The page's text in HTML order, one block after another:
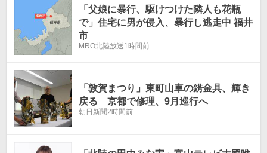
温
温
「父娘に暴行、駆けつけた隣人も花瓶
で」住宅に男が侵入、暴行し逃走中 福井
市
MRO北陸放送1時間前
「敦賀まつり」東町山車の錺金具、輝き
戻る 京都で修理、9月巡行へ
朝日新聞2時間前